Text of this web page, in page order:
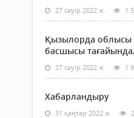
27 сәуір 2022 ж. 1
Қызылорда облысы
басшысы
27 сәуір 2022 ж. 1
Хабарландыру
31 қаңтар 2022 ж.